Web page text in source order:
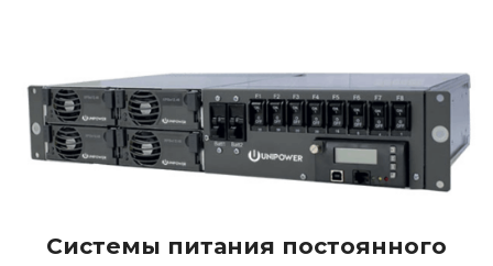
Системы питания постоянного